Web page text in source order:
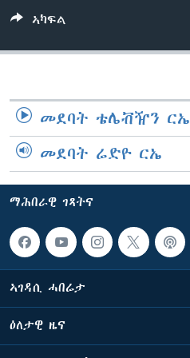
ቂሔ ጽልሚ
ቋንቋታት
ኣካፍል
መደባት ቴሌቭዥን ርኤ
መደባት ሬድዮ ርኤ
ማሕበራዊ ገጻትና
ኣገዳሲ ሓበሬታ
ዕለታዊ ዜና